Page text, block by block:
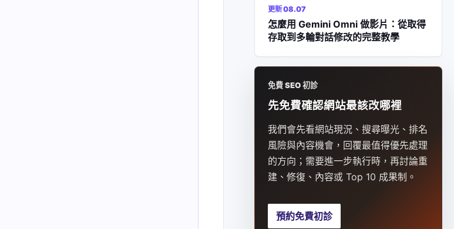
更新 08.07
怎麼用 Gemini Omni 做影片：從取得
存取到多輪對話修改的完整教學
免費 SEO 初診
先免費確認網站最該改哪裡
我們會先看網站現況、搜尋曝光、排名
風險與內容機會，回覆最值得優先處理
的方向；需要進一步執行時，再討論重
建、修復、內容或 Top 10 成果制。
預約免費初診